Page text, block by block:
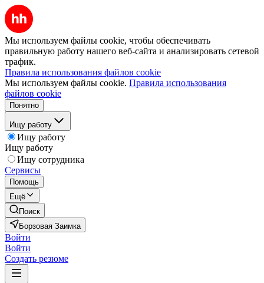
Мы используем файлы cookie, чтобы обеспечивать
правильную работу нашего веб-сайта и анализировать сетевой
трафик.
Правила использования файлов cookie
Мы используем файлы cookie. Правила использования
файлов cookie
Понятно
Ищу работу
Ищу работу
Ищу работу
Ищу сотрудника
Сервисы
Помощь
Ещё
Поиск
Борзовая Заимка
Войти
Войти
Создать резюме